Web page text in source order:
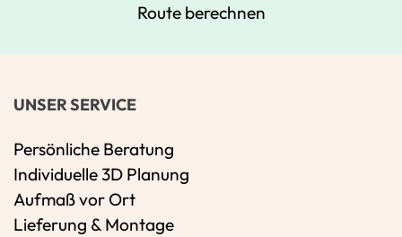
Route berechnen
UNSER SERVICE
Persönliche Beratung
Individuelle 3D Planung
Aufmaß vor Ort
Lieferung & Montage